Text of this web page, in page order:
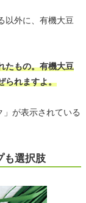
以外に、有機大豆
たもの。有機大豆
られますよ。
が表示されている
も選択肢